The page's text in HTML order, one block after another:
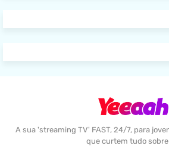
A sua 'streaming TV' FAST, 24/7, para
que curtem tudo sobre